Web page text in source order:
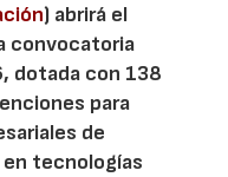
) abrirá el
convocatoria
dotada con 138
para
de
tecnologías